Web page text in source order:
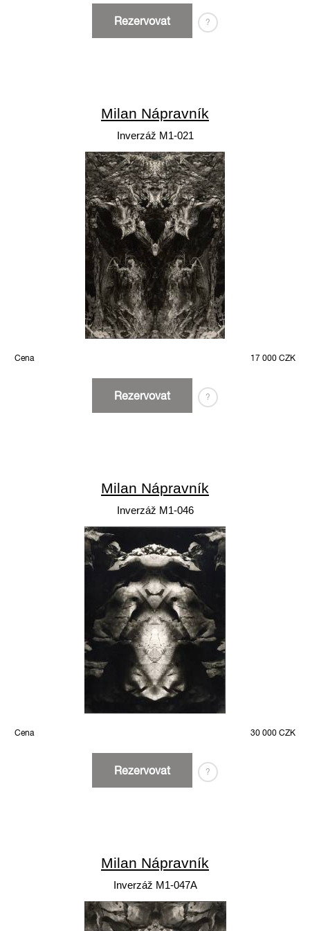
Rezervovat ?
Milan Nápravník
Inverzáž M1-021
Cena 17 000 CZK
Rezervovat ?
Milan Nápravník
Inverzáž M1-046
Cena 30 000 CZK
Rezervovat ?
Milan Nápravník
Inverzáž M1-047A